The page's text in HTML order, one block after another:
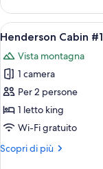
on
12
Family
Apri
tutte
le
foto
per
Henderson
Cabin
8
Henderson Cabin #1
Vista montagna
1 camera
Per 2 persone
1 letto king
Wi-Fi gratuito
Scopri di più
Altri